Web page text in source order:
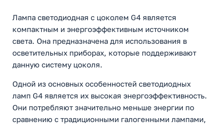
Лампа светодиодная с цоколем G4 является
компактным и энергоэффективным источником
света. Она предназначена для использования в
осветительных приборах, которые поддерживают
данную систему цоколя.
Одной из основных особенностей светодиодных
ламп G4 является их высокая энергоэффективность.
Они потребляют значительно меньше энергии по
сравнению с традиционными галогенными лампами,